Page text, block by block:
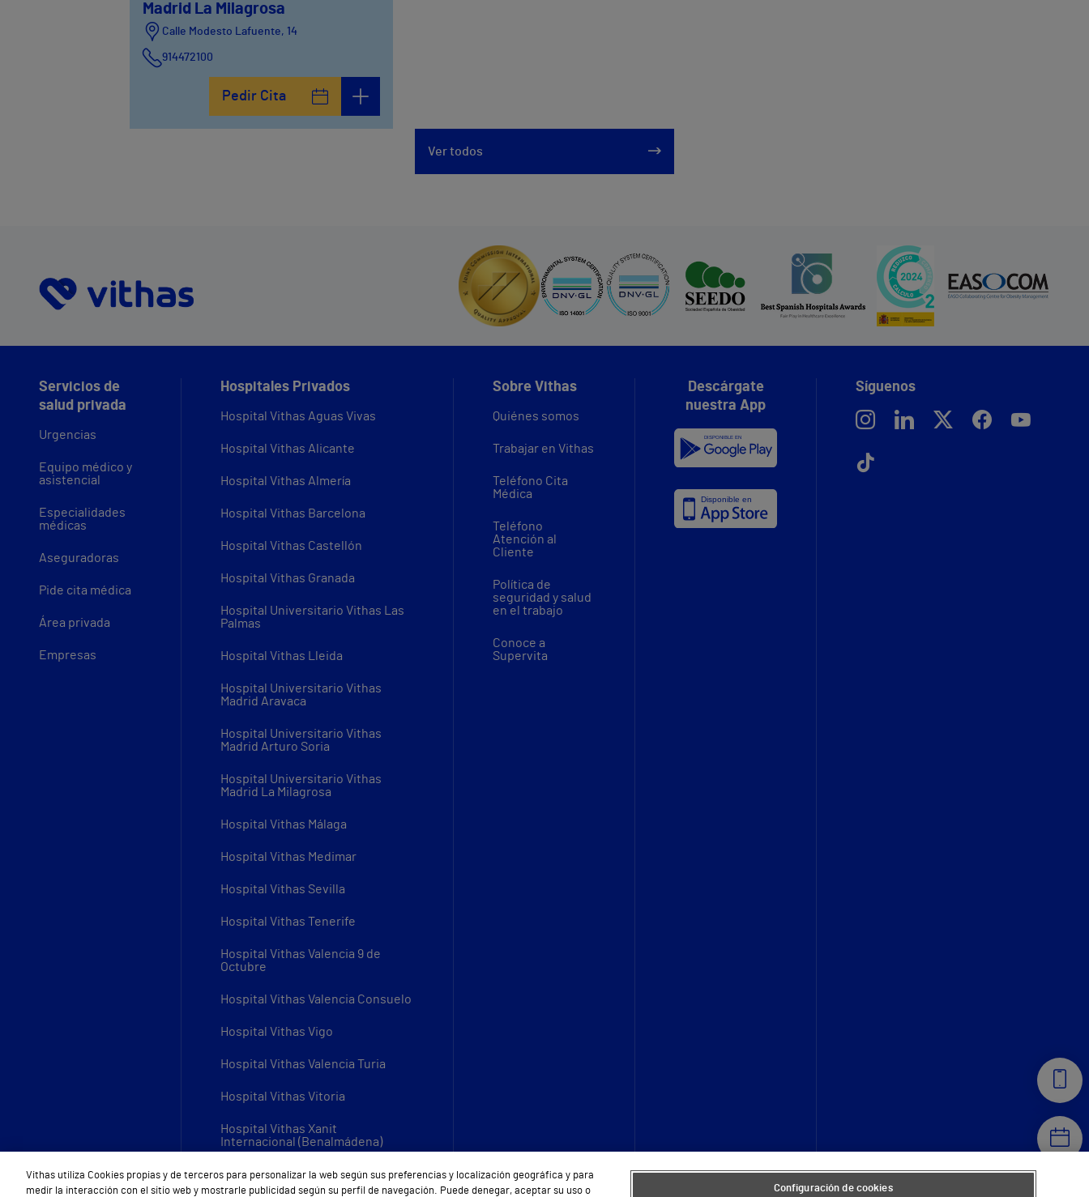
Madrid La Milagrosa
Calle Modesto Lafuente, 14
914472100
Pedir Cita
Ver todos
Servicios de
salud privada
Urgencias
Equipo médico y
asistencial
Especialidades
médicas
Aseguradoras
Pide cita médica
Área privada
Empresas
Hospitales Privados
Hospital Vithas Aguas Vivas
Hospital Vithas Alicante
Hospital Vithas Almería
Hospital Vithas Barcelona
Hospital Vithas Castellón
Hospital Vithas Granada
Hospital Universitario Vithas Las
Palmas
Hospital Vithas Lleida
Hospital Universitario Vithas
Madrid Aravaca
Hospital Universitario Vithas
Madrid Arturo Soria
Hospital Universitario Vithas
Madrid La Milagrosa
Hospital Vithas Málaga
Hospital Vithas Medimar
Hospital Vithas Sevilla
Hospital Vithas Tenerife
Hospital Vithas Valencia 9 de
Octubre
Hospital Vithas Valencia Consuelo
Hospital Vithas Vigo
Hospital Vithas Valencia Turia
Hospital Vithas Vitoria
Hospital Vithas Xanit
Internacional (Benalmádena)
Todos los centros Vithas
Sobre Vithas
Quiénes somos
Trabajar en Vithas
Teléfono Cita
Médica
Teléfono
Atención al
Cliente
Política de
seguridad y salud
en el trabajo
Conoce a
Supervita
Descárgate
nuestra App
Síguenos
Vithas utiliza Cookies propias y de terceros para personalizar la web según sus preferencias y localización geográfica y para
medir la interacción con el sitio web y mostrarle publicidad según su perfil de navegación. Puede denegar, aceptar su uso o
Configuración de cookies